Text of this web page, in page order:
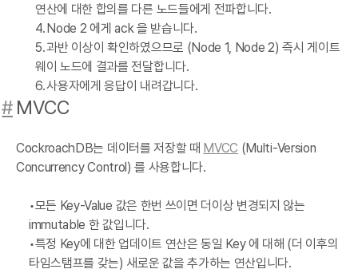
연산에 대한 합의를 다른 노드들에게 전파합니다.
Node 2 에게 ack 을 받습니다.
과반 이상이 확인하였으므로 (Node 1, Node 2) 즉시 게이트
웨이 노드에 결과를 전달합니다.
사용자에게 응답이 내려갑니다.
# MVCC
CockroachDB는 데이터를 저장할 때 MVCC (Multi-Version
Concurrency Control) 를 사용합니다.
모든 Key-Value 값은 한번 쓰이면 더이상 변경되지 않는
immutable 한 값입니다.
특정 Key에 대한 업데이트 연산은 동일 Key 에 대해 (더 이후의
타임스탬프를 갖는) 새로운 값을 추가하는 연산입니다.